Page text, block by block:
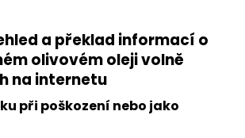
a překlad informací o
olivovém oleji volně
na internetu
při poškození nebo jako